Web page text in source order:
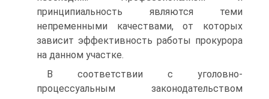
принципиальность являются теми
непременными качествами, от которых
зависит эффективность работы прокурора
на данном участке.
В соответствии с уголовно-
процессуальным законодательством